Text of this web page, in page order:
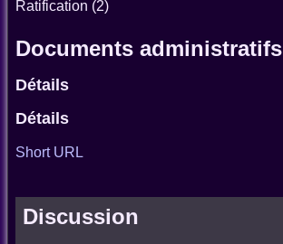
Ratification (2)
Documents administratifs
Détails
Détails
Short URL
Discussion